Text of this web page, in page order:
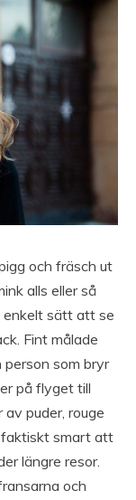
och fräsch ut
alls eller så
enkelt sätt att se
Fint målade
person som bryr
på flyget till
puder, rouge
faktiskt smart att
längre resor.
och